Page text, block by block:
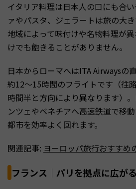
イタリア料理は日本人の口にも合
ァやパスタ、ジェラートは旅の大き
地域によって味付けや名物料理が
けでも飽きることがありません。
日本からローマへはITA Airwaysの
約12〜15時間のフライトです（往
時間半と方向により異なります）
ンツェやベネチアへ高速鉄道で移
都市を効率よく回れます。
関連記事: ヨーロッパ旅行おすすめ
フランス｜パリを拠点に広が